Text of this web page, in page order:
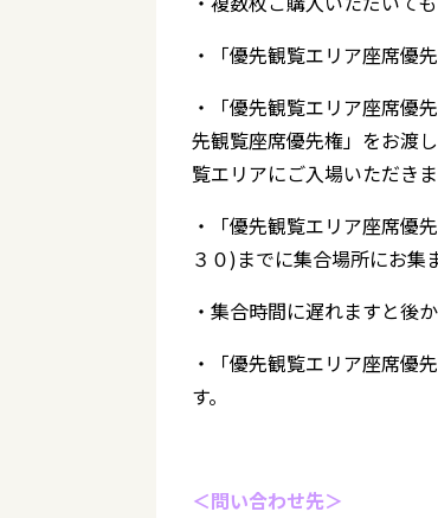
・「優先観覧エリア座席優
・「優先観覧エリア座席優
先観覧座席優先権」をお渡
覧エリアにご入場いただきま
・「優先観覧エリア座席
３０)までに集合場所にお集
・集合時間に遅れますと後
・「優先観覧エリア座席優
す。
＜問い合わせ先＞